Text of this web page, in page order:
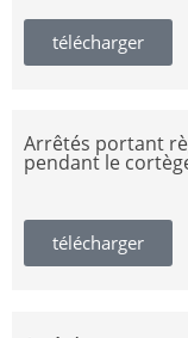
télécharger
Arrêtés portant
pendant le
télécharger